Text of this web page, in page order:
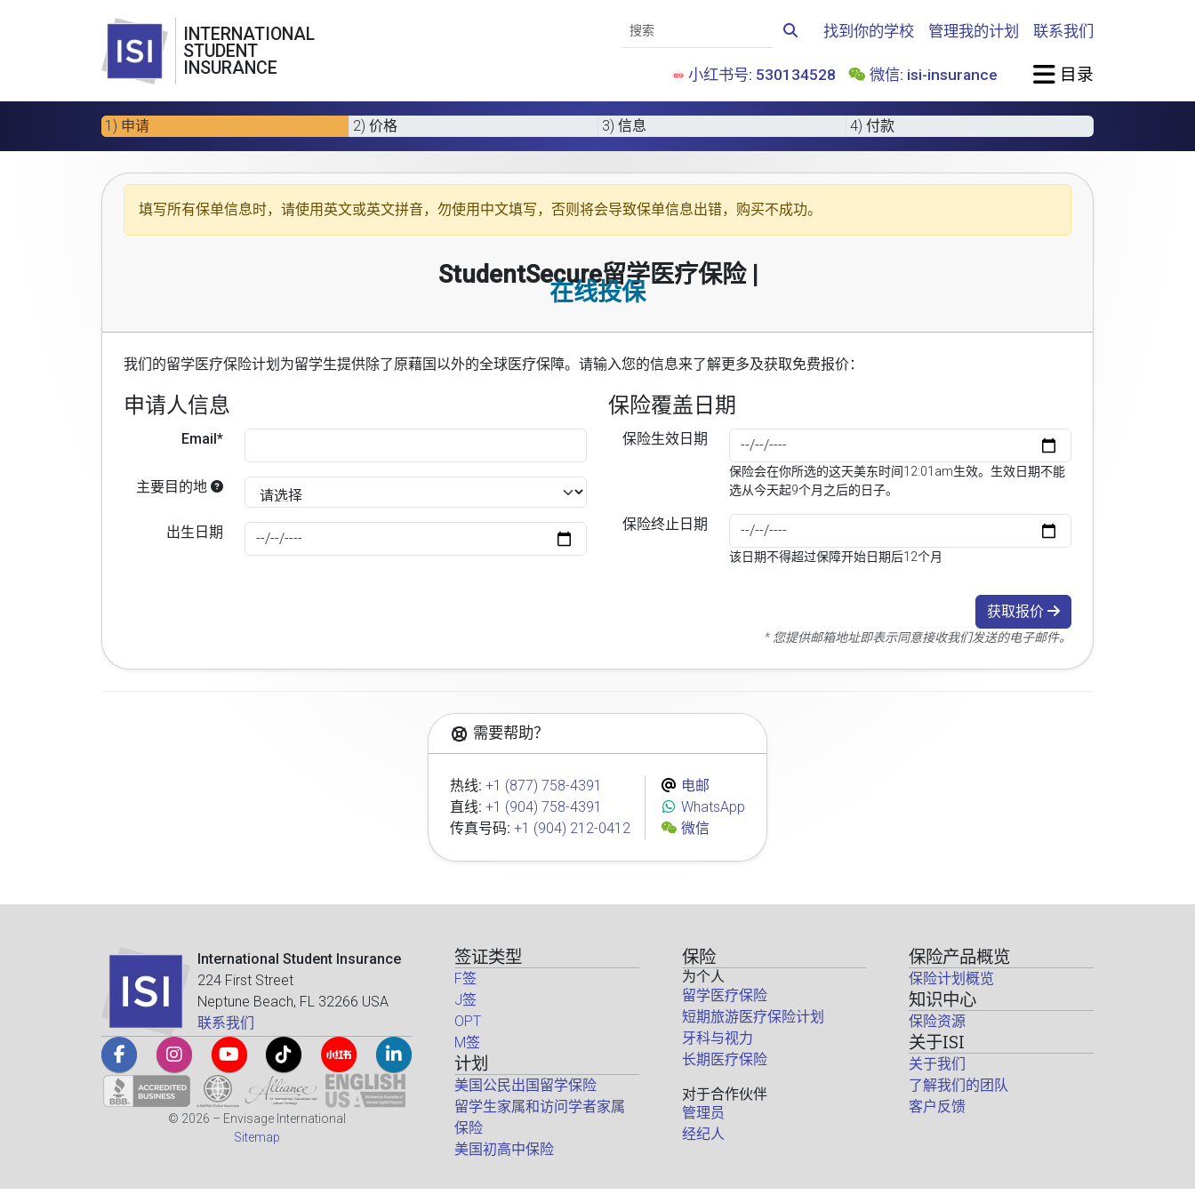
INTERNATIONAL
STUDENT
INSURANCE
找到你的学校 管理我的计划 联系我们
小红书号: 530134528 微信: isi-insurance 目录
1) 申请 2) 价格 3) 信息 4) 付款
填写所有保单信息时，请使用 英文或英文拼音，勿使用中文填写，否则将会导致保单信息出错，购买不成功。
StudentSecure留学医疗保险 |
在线投保
我们的留学医疗保险计划 为留学生提供除了原藉国以外的全球医疗保障。请输入您的信息来了解更多及获取免费报价：
申请人信息
Email*
主要目的地
出生日期
保险覆盖日期
保险生效日期
保险会在你所选的这天美东时间12:01am生效。生效日期不能
选从今天起9个月之后的日子。
保险终止日期
该日期不得超过保障开始日期后12个月
获取报价
* 您提供邮箱地址即表示同意接收我们发送的电子邮件。
需要帮助？
热线: +1 (877) 758-4391
直线: +1 (904) 758-4391
传真号码: +1 (904) 212-0412
电邮
WhatsApp
微信
International Student Insurance
224 First Street
Neptune Beach, FL 32266 USA
联系我们
© 2026 – Envisage International
Sitemap
签证类型
F签
J签
OPT
M签
计划
美国公民出国留学保险
留学生家属和访问学者家属
保险
美国初高中保险
保险
为个人
留学医疗保险
短期旅游医疗保险计划
牙科与视力
长期医疗保险
对于合作伙伴
管理员
经纪人
保险产品概览
保险计划概览
知识中心
保险资源
关于ISI
关于我们
了解我们的团队
客户反馈